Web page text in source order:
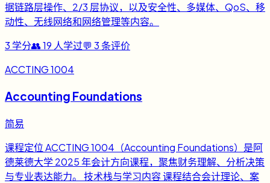
据链路层操作、2/3 层协议，以及安全性、多媒体、QoS、移
动性、无线网络和网络管理等内容。
3 学分👥19 人学过💬 3条评价
ACCTING 1004
Accounting Foundations
简易
课程定位 ACCTING 1004（Accounting Foundations）是阿
德莱德大学 2025 年会计方向课程，聚焦财务理解、分析决策
与专业表达能力。 技术栈与学习内容 课程结合会计理论、案